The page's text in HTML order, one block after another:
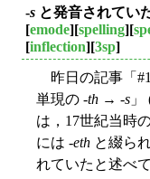
-s と発音されてい
[emode][spelling][
[inflection][3sp]
昨日の記事「
単現の -th → -s 」
は，17世紀当時
には -eth と綴ら
れていたと述べ